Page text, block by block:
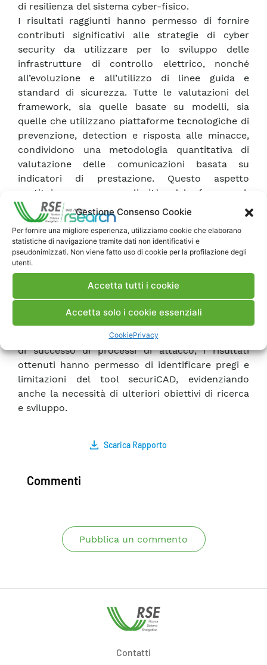
Gestione Consenso Cookie
Per fornire una migliore esperienza, utilizziamo cookie che elaborano
statistiche di navigazione tramite dati non identificativi e
pseudonimizzati. Non viene fatto uso di cookie per la profilazione degli
utenti.
Accetta tutti i cookie
Accetta solo i cookie essenziali
CookiePrivacy
di resilienza del sistema cyber-fisico.
I risultati raggiunti hanno permesso di fornire
contributi significativi alle strategie di cyber
security da utilizzare per lo sviluppo delle
infrastrutture di controllo elettrico, nonché
all’evoluzione e all’utilizzo di linee guida e
standard di sicurezza. Tutte le valutazioni del
framework, sia quelle basate su modelli, sia
quelle che utilizzano piattaforme tecnologiche di
prevenzione, detection e risposta alle minacce,
condividono una metodologia quantitativa di
valutazione delle comunicazioni basata su
indicatori di prestazione. Questo aspetto
costituisce una peculiarità del framework
proposto che permette di estrarre indicazioni di
dettaglio sull’applicazione degli standard di
sicurezza e di contribuire allo sviluppo di
soluzioni tecnologiche adeguate a soddisfare i
requisiti tecnici e operativi dei sistemi elettrici.
Le attività di simulazione hanno permesso di
analizzare dettagli architetturali e di cyber
quanto riguarda la valutazione della probabilità
di successo di processi di attacco, i risultati
ottenuti hanno permesso di identificare pregi e
limitazioni del tool securiCAD, evidenziando
anche la necessità di ulteriori obiettivi di ricerca
e sviluppo.
Scarica Rapporto
Commenti
Pubblica un commento
Contatti